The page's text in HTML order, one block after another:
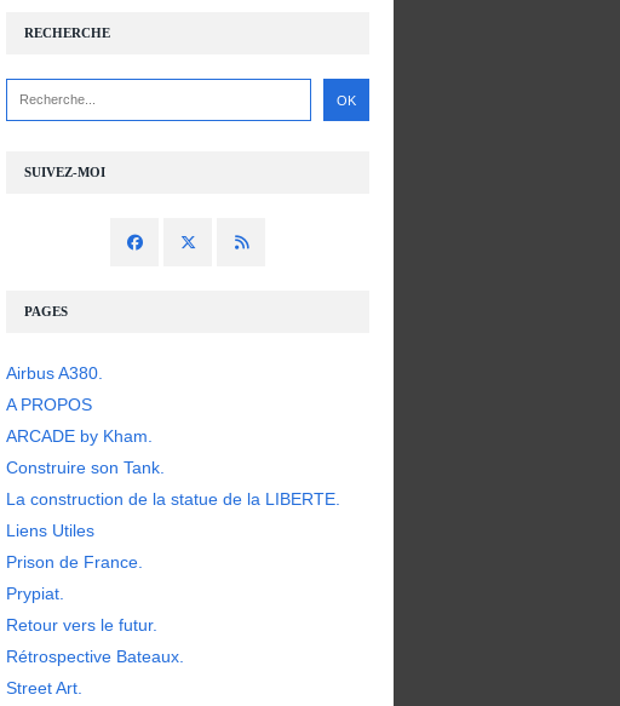
SUIVEZ-MOI
RECHERCHE
PAGES
Airbus A380.
A PROPOS
ARCADE by Kham.
Construire son Tank.
La construction de la statue de la LIBERTE.
Liens Utiles
Prison de France.
Prypiat.
Retour vers le futur.
Rétrospective Bateaux.
Street Art.